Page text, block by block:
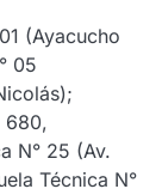
(Ayacucho
05
680,
N° 25 (Av.
Técnica N°